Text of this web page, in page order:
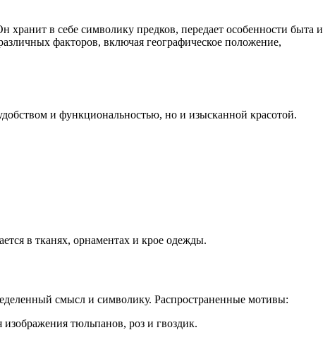
хранит в себе символику предков, передает особенности быта и
факторов, включая географическое положение,
и функциональностью, но и изысканной красотой.
в тканях, орнаментах и крое одежды.
смысл и символику. Распространенные мотивы:
тюльпанов, роз и гвоздик.